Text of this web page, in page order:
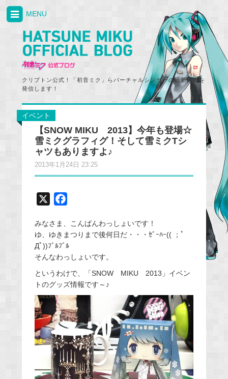
クリプトン公式！「初音ミク」らバーチャルシンガーの最新情報を
発信します！
MENU
イベント
【SNOW MIKU 2013】今年も登場☆
雪ミクグラフィグ！そして雪ミクTシ
ャツもありますよ♪
2013年1月24日 23:25
c
e
o
みなさま、こんばんわっしょいです！
ゆ、ゆきまつりまで後何日だ・・・ｾﾞｰﾊｰ(( ；ﾟ
Дﾟ))ﾌﾞﾙﾌﾞﾙ
そんなわっしょいです。
というわけで、「SNOW MIKU 2013」イベン
トのグッズ情報です～♪